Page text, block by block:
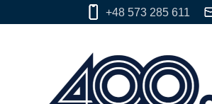
+48 573 285 611